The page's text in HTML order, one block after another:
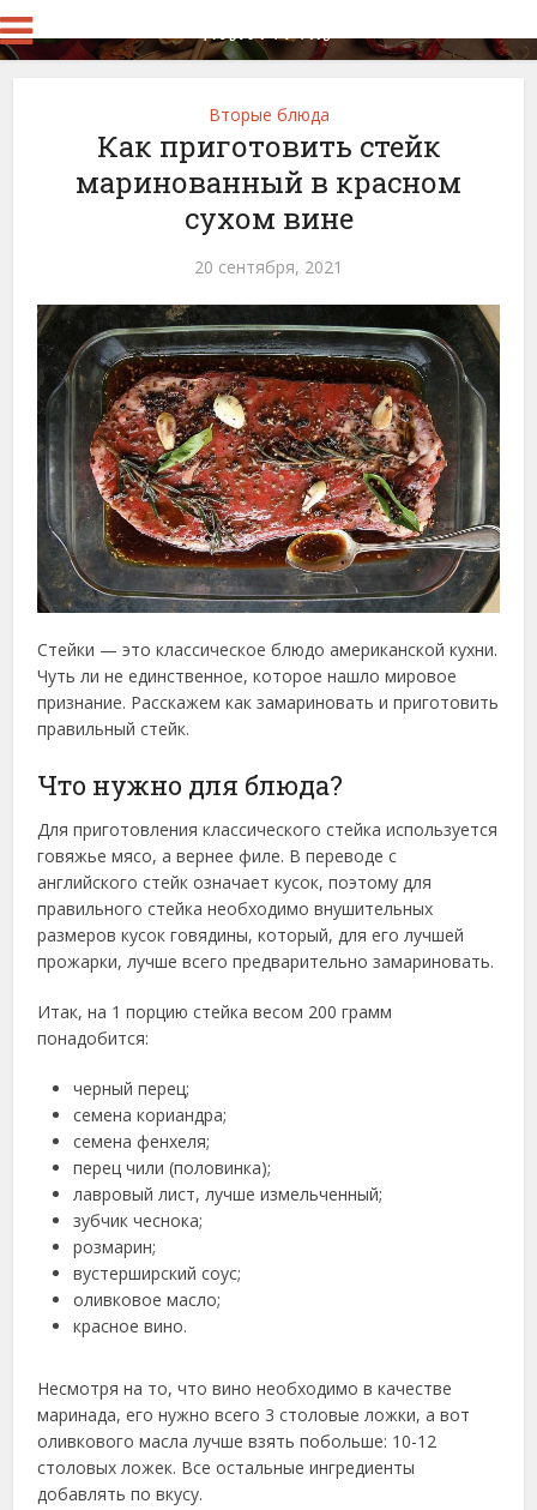
Вторые блюда
Как приготовить стейк
маринованный в красном
сухом вине
20 сентября, 2021
Стейки — это классическое блюдо американской кухни.
Чуть ли не единственное, которое нашло мировое
признание. Расскажем как замариновать и приготовить
правильный стейк.
Что нужно для блюда?
Для приготовления классического стейка используется
говяжье мясо, а вернее филе. В переводе с
английского стейк означает кусок, поэтому для
правильного стейка необходимо внушительных
размеров кусок говядины, который, для его лучшей
прожарки, лучше всего предварительно замариновать.
Итак, на 1 порцию стейка весом 200 грамм
понадобится:
черный перец;
семена кориандра;
семена фенхеля;
перец чили (половинка);
лавровый лист, лучше измельченный;
зубчик чеснока;
розмарин;
вустерширский соус;
оливковое масло;
красное вино.
Несмотря на то, что вино необходимо в качестве
маринада, его нужно всего 3 столовые ложки, а вот
оливкового масла лучше взять побольше: 10-12
столовых ложек. Все остальные ингредиенты
добавлять по вкусу.